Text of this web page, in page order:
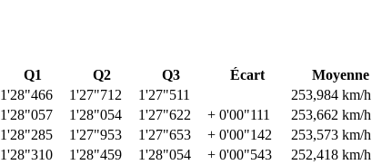
Q1 Q2 Q3 Écart Moyenne
1'28"466 1'27"712 1'27"511 253,984 km/h
1'28"057 1'28"054 1'27"622 + 0'00"111 253,662 km/h
1'28"285 1'27"953 1'27"653 + 0'00"142 253,573 km/h
1'28"310 1'28"459 1'28"054 + 0'00"543 252,418 km/h